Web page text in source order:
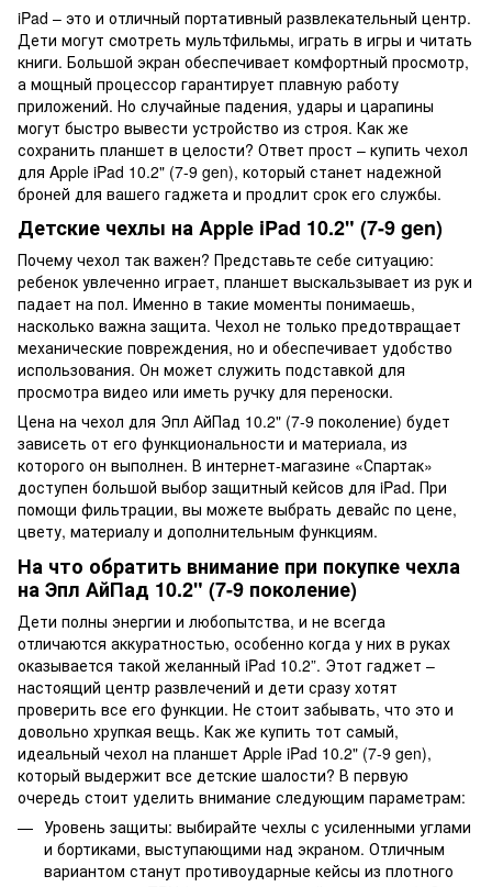
iPad – это и отличный портативный развлекательный центр.
Дети могут смотреть мультфильмы, играть в игры и читать
книги. Большой экран обеспечивает комфортный просмотр,
а мощный процессор гарантирует плавную работу
приложений. Но случайные падения, удары и царапины
могут быстро вывести устройство из строя. Как же
сохранить планшет в целости? Ответ прост – купить чехол
для Apple iPad 10.2" (7-9 gen), который станет надежной
броней для вашего гаджета и продлит срок его службы.
Детские чехлы на Apple iPad 10.2" (7-9 gen)
Почему чехол так важен? Представьте себе ситуацию:
ребенок увлеченно играет, планшет выскальзывает из рук и
падает на пол. Именно в такие моменты понимаешь,
насколько важна защита. Чехол не только предотвращает
механические повреждения, но и обеспечивает удобство
использования. Он может служить подставкой для
просмотра видео или иметь ручку для переноски.
Цена на чехол для Эпл АйПад 10.2" (7-9 поколение) будет
зависеть от его функциональности и материала, из
которого он выполнен. В интернет-магазине «Спартак»
доступен большой выбор защитный кейсов для iPad. При
помощи фильтрации, вы можете выбрать девайс по цене,
цвету, материалу и дополнительным функциям.
На что обратить внимание при покупке чехла
на Эпл АйПад 10.2" (7-9 поколение)
Дети полны энергии и любопытства, и не всегда
отличаются аккуратностью, особенно когда у них в руках
оказывается такой желанный iPad 10.2”. Этот гаджет –
настоящий центр развлечений и дети сразу хотят
проверить все его функции. Не стоит забывать, что это и
довольно хрупкая вещь. Как же купить тот самый,
идеальный чехол на планшет Apple iPad 10.2" (7-9 gen),
который выдержит все детские шалости? В первую
очередь стоит уделить внимание следующим параметрам:
Уровень защиты: выбирайте чехлы с усиленными углами
и бортиками, выступающими над экраном. Отличным
вариантом станут противоударные кейсы из плотного